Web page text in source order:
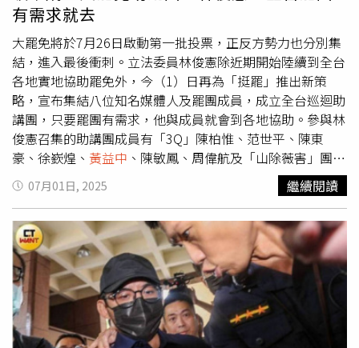
調查報告，根本也無法保護教師」、「支持公開委員名
單」、「勇敢提告學生，透過更高階的法律回應校事會
議」、「如果要這樣乾脆不要在校內處理，直接都上法院就
好，做出這種結論，完全無法接受」。 侯漢廷則透露，這
些調查委員寫出這種報告，並不是義務幫忙，而是拿著納稅
人的血汗錢，根據現行規定，校事會議一旦啟動調查，每人
可領出席費2500，元，3人一組共7500，元，且通常調查是
2次起跳；逐字稿費每分鐘30元，一場調查動輒300分鐘以
上，就是上萬元；主筆委員的賺稿費每1000字可領1100元
至1600元，因此一個案子結案，至少要花公帑3萬元。侯漢
廷怒斥，「調查委員領著高額費用，卻做出讓壞學生肆無忌
憚、讓好老師黯然離場的荒唐決議。把教育界搞得烏煙瘴
氣，這些領錢辦事的恐龍委員，比犯錯的學生還要可惡！教
育部，你們放任這種體制繼續羞辱第一線的教師，難道不需
要出來給個交代嗎？」
有需求就去
大罷免將於7月26日啟動第一批投票，正反方勢力也分別集
結，進入最後衝刺。立法委員林俊憲除近期開始陸續到全台
各地實地協助罷免外，今（1）日再為「挺罷」推出新策
略，宣布集結八位知名媒體人及罷團成員，成立全台巡迴助
講團，只要罷團有需求，他與成員就會到各地協助。參與林
俊憲召集的助講團成員有「3Q」陳柏惟、范世平、陳東
豪、徐嶔煌、 黃益中 、陳敏鳳、周偉航及「山除薇害」團隊
成員阿美，林俊憲表示，八人都是擁有全國高知名度的人
物，他的角色就是擔任平台，提供罷團現在急需的媒體資
源。林俊憲表示，從上週開始，他接受罷團的邀請到全國各
地協助，也和許多罷團夥伴了解他們的需求。過程中他發
現，現在罷團行動以深入市場等人潮聚集地掃街和宣講為
主，但苦於缺乏足夠高知名度的政治人物或媒體人，難以發
揮「母雞帶小雞」的效應。現在全國有31個罷團，每週都會
舉辦數場活動，對「母雞」的需求很大，他便有了籌組宣講
團的想法。「山除薇害」發言人阿美表示，感謝俊憲委員籌
07月01日, 2025 繼續閱讀